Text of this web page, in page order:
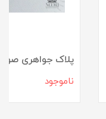
پلاک جواهری
ناموجود